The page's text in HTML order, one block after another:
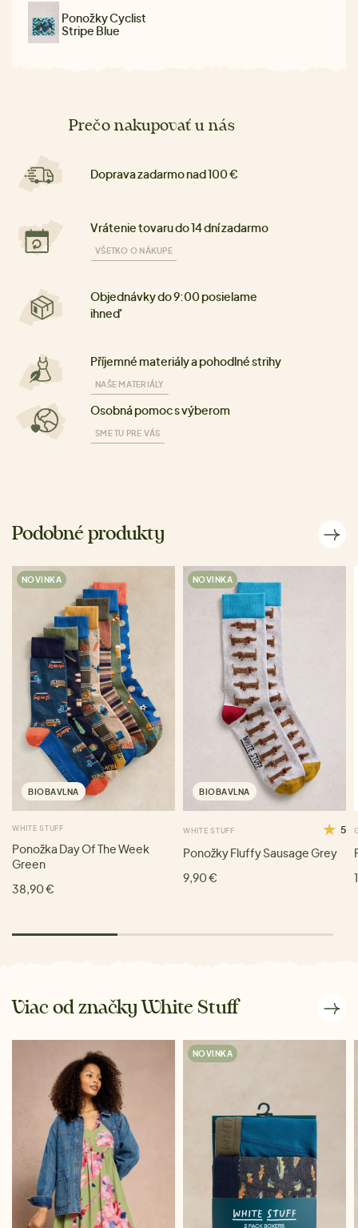
Ponožky Cyclist
Stripe Blue
Prečo nakupovať u nás
Doprava zadarmo nad 100 €
Vrátenie tovaru do 14 dní zadarmo
VŠETKO O NÁKUPE
Objednávky do 9:00 posielame
ihneď
Příjemné materiály a pohodlné strihy
NAŠE MATERIÁLY
Osobná pomoc s výberom
SME TU PRE VÁS
Podobné produkty
NOVINKA
BIOBAVLNA
WHITE STUFF
Ponožka Day Of The Week
Green
38,90 €
NOVINKA
BIOBAVLNA
WHITE STUFF 5
Ponožky Fluffy Sausage Grey
9,90 €
Viac od značky White Stuff
NOVINKA